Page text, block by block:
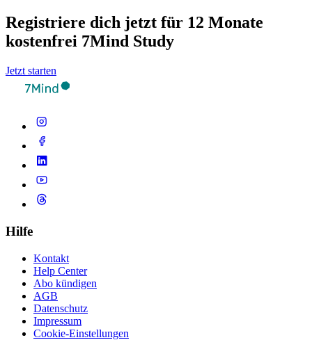
Registriere dich jetzt für 12 Monate
kostenfrei 7Mind Study
Jetzt starten
Hilfe
Kontakt
Help Center
Abo kündigen
AGB
Datenschutz
Impressum
Cookie-Einstellungen